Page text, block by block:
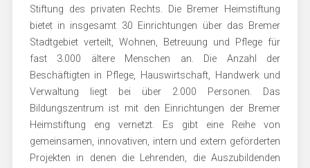
Stiftung des privaten Rechts. Die Bremer Heimstiftung
bietet in insgesamt 30 Einrichtungen über das Bremer
Stadtgebiet verteilt, Wohnen, Betreuung und Pflege für
fast 3.000 ältere Menschen an. Die Anzahl der
Beschäftigten in Pflege, Hauswirtschaft, Handwerk und
Verwaltung liegt bei über 2.000 Personen. Das
Bildungszentrum ist mit den Einrichtungen der Bremer
Heimstiftung eng vernetzt. Es gibt eine Reihe von
gemeinsamen, innovativen, intern und extern geförderten
Projekten in denen die Lehrenden, die Auszubildenden